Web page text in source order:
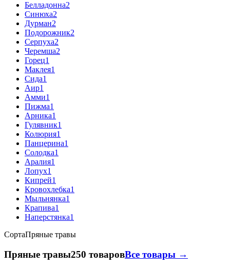
Белладонна2
Синюха2
Дурман2
Подорожник2
Серпуха2
Черемша2
Горец1
Маклея1
Сида1
Аир1
Амми1
Пижма1
Арника1
Гулявник1
Колюрия1
Панцерина1
Солодка1
Аралия1
Лопух1
Кипрей1
Кровохлебка1
Мыльнянка1
Крапива1
Наперстянка1
СортаПряные травы
Пряные травы250 товаровВсе товары →